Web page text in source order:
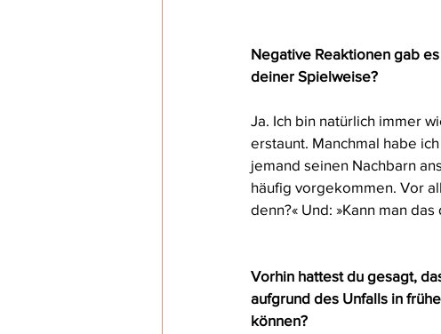
Negative Reaktionen gab
deiner Spielweise?
Ja. Ich bin natürlich immer
erstaunt. Manchmal habe
jemand seinen Nachbarn
häufig vorgekommen. Vor
denn?« Und: »Kann man
Vorhin hattest du gesagt,
aufgrund des Unfalls in
können?